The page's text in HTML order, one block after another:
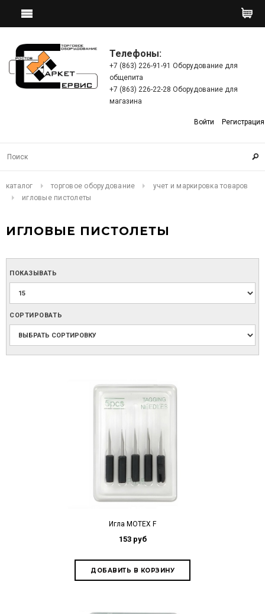
Телефоны:
+7 (863) 226-91-91 Оборудование для
общепита
+7 (863) 226-22-28 Оборудование для
магазина
Войти Регистрация
каталог торговое оборудование
учет и маркировка товаров
игловые пистолеты
ИГЛОВЫЕ ПИСТОЛЕТЫ
ПОКАЗЫВАТЬ
СОРТИРОВАТЬ
Игла MOTEX F
153 руб